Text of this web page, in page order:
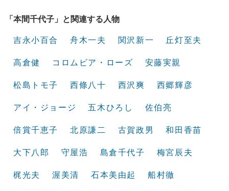
「本間千代子」と関連する人物
吉永小百合 舟木一夫 関沢新一 丘灯至夫
高倉健 コロムビア・ローズ 安藤実親
松島トモ子 西條八十 西沢爽 西郷輝彦
アイ・ジョージ 五木ひろし 佐伯亮
倍賞千恵子 北原謙二 古賀政男 和田香苗
大下八郎 守屋浩 島倉千代子 梅宮辰夫
梶光夫 渥美清 石本美由起 船村徹